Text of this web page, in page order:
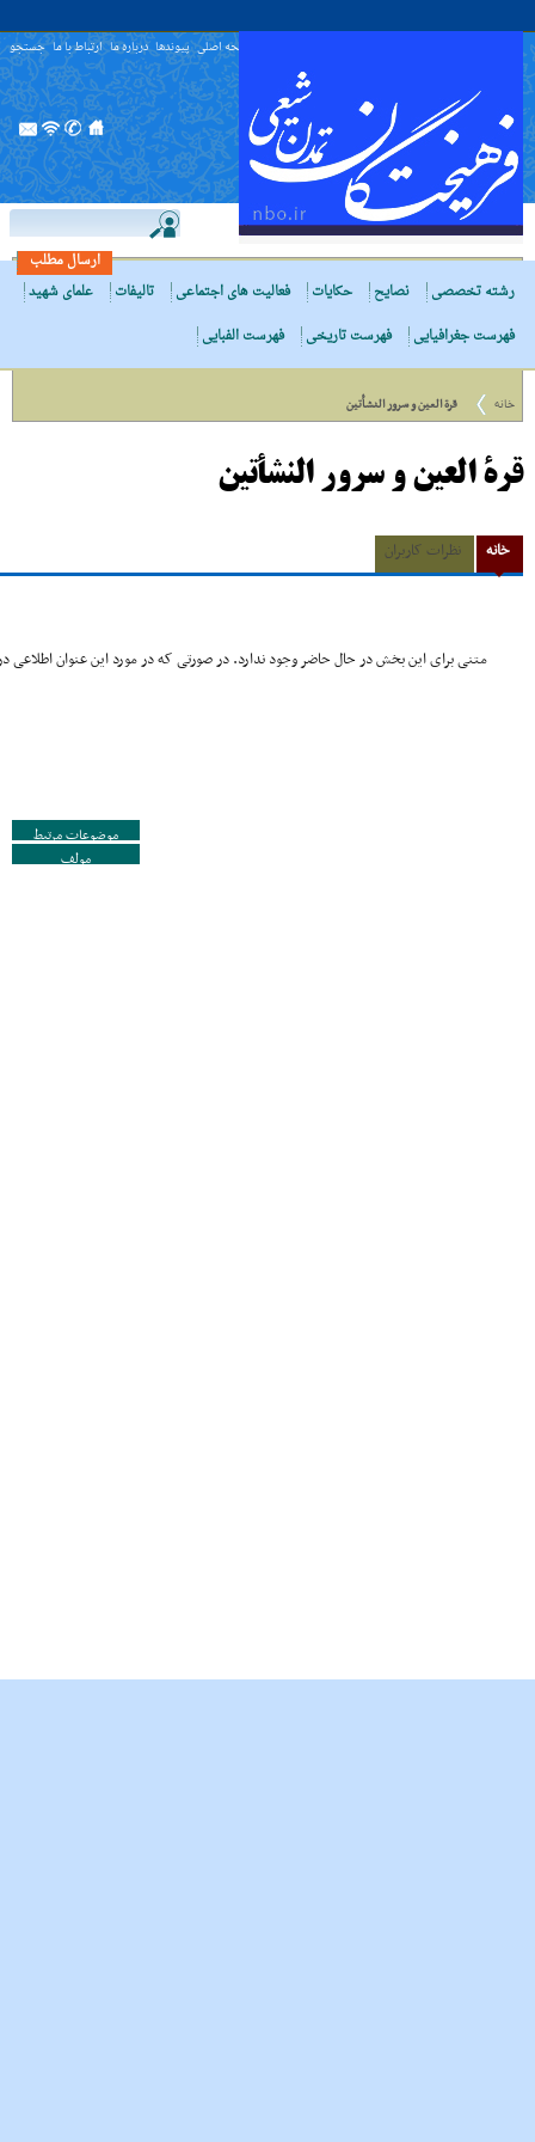
صفحه اصلی پیوندها درباره ما ارتباط با ما جستجو
ارسال مطلب
رشته تخصصی
نصایح حکایات فعالیت های اجتماعی تالیفات
علمای شهید
فهرست جغرافیایی
فهرست تاریخی فهرست الفبایی
خانه قرة العین و سرور النشأتین
قرة العین و سرور النشأتین
خانه نظرات کاربران
متنی برای این بخش در حال حاضر وجود ندارد. در صورتی که در مورد این عنوان اطلاعی
موضوعات مرتبط
مولف